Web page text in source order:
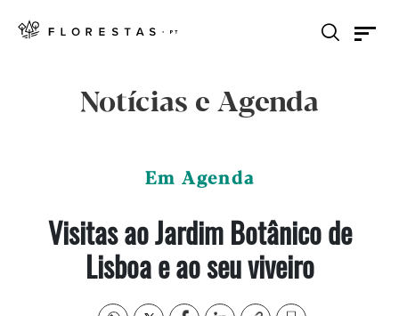
Notícias e Agenda
Em Agenda
Visitas ao Jardim Botânico de
Lisboa e ao seu viveiro